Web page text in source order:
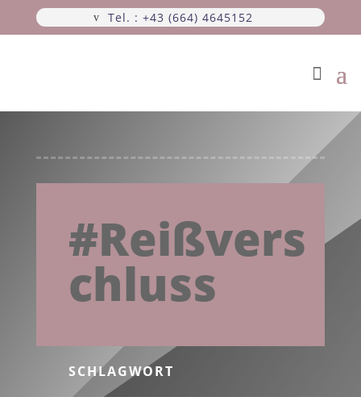
Tel. : +43 (664) 4645152
#Reißvers
chluss
SCHLAGWORT